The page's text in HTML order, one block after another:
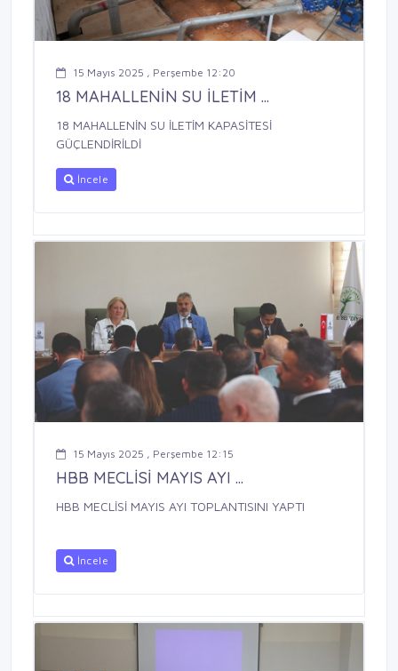
15 Mayıs 2025 , Perşembe 12:20
18 MAHALLENİN SU İLETİM ...
18 MAHALLENİN SU İLETİM KAPASİTESİ
GÜÇLENDİRİLDİ
İncele
15 Mayıs 2025 , Perşembe 12:15
HBB MECLİSİ MAYIS AYI ...
HBB MECLİSİ MAYIS AYI TOPLANTISINI YAPTI
İncele